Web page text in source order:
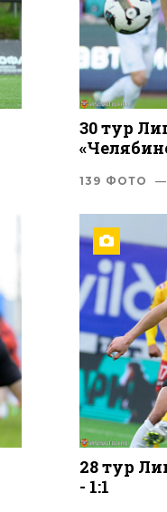
30 тур
139 ФОТО —
28 тур
- 1:1